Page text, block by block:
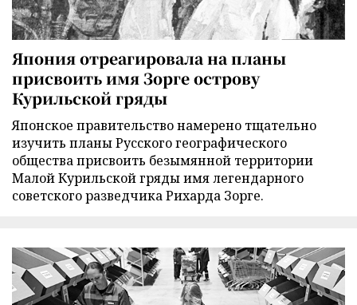
Япония отреагировала на планы
присвоить имя Зорге острову
Курильской гряды
Японское правительство намерено тщательно
изучить планы Русского географического
общества присвоить безымянной территории
Малой Курильской гряды имя легендарного
советского разведчика Рихарда Зорге.